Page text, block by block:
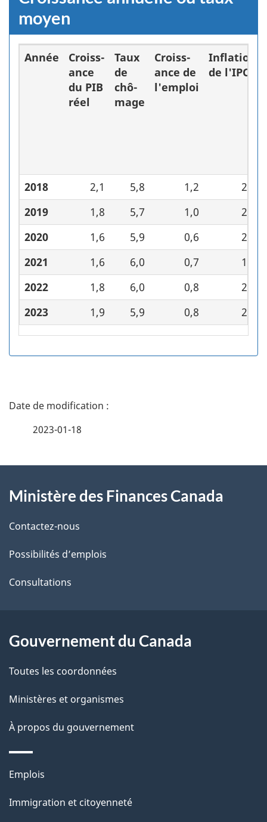
moyen
Année
Croiss-
ance
du PIB
réel
Taux
de
chô-
mage
Croiss-
ance de
l'emploi
Inflation
de l'IPC
2018 2,1 5,8 1,2
2,3
2019
1,8 5,7 1,0
2,0
2020
1,6 5,9 0,6
2,0
2021
1,6 6,0 0,7
1,8
2022
1,8 6,0 0,8
2,0
2023
1,9 5,9 0,8 2,0
D
i
l
s
d
l
p
a
g
e
2023-01-18
propos
de
ce
site
Ministère des Finances Canada
Contactez-nous
Possibilités d’emplois
Consultations
Gouvernement du Canada
Toutes les coordonnées
Ministères et organismes
À propos du gouvernement
Thèmes
sujets
Emplois
Immigration et citoyenneté